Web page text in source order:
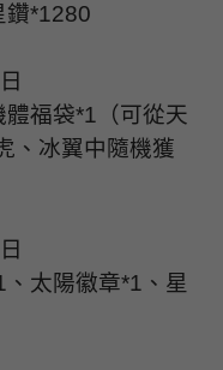
鑽*1280
日
體福袋*1 （可從天
、冰翼中隨機獲
日
、太陽徽章*1 、星